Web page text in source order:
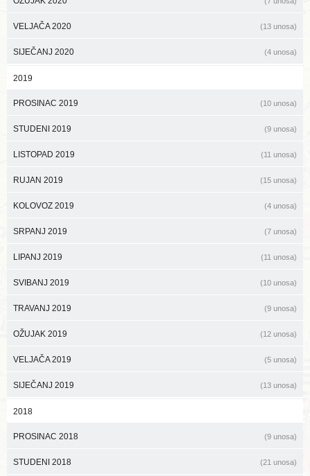
VELJAČA 2020 (13 unosa)
SIJEČANJ 2020 (4 unosa)
2019
PROSINAC 2019 (10 unosa)
STUDENI 2019 (9 unosa)
LISTOPAD 2019 (11 unosa)
RUJAN 2019 (15 unosa)
KOLOVOZ 2019 (4 unosa)
SRPANJ 2019 (7 unosa)
LIPANJ 2019 (11 unosa)
SVIBANJ 2019 (10 unosa)
TRAVANJ 2019 (9 unosa)
OŽUJAK 2019 (12 unosa)
VELJAČA 2019 (5 unosa)
SIJEČANJ 2019 (13 unosa)
2018
PROSINAC 2018 (9 unosa)
STUDENI 2018 (21 unosa)